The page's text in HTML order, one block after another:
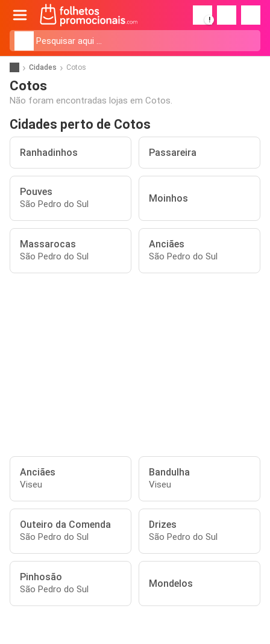
!
Cidades Cotos
Cotos
Não foram encontradas lojas em Cotos.
Cidades perto de Cotos
Ranhadinhos Passareira
Pouves
São Pedro do Sul Moinhos
Massarocas
São Pedro do Sul
Anciães
São Pedro do Sul
Anciães
Viseu
Bandulha
Viseu
Outeiro da Comenda
São Pedro do Sul
Drizes
São Pedro do Sul
Pinhosão
São Pedro do Sul Mondelos